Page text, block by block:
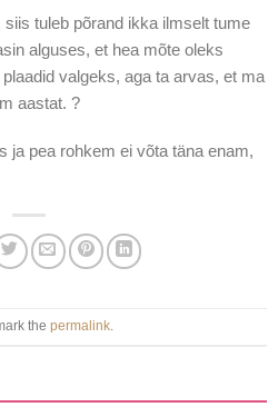
tuleb põrand ikka ilmselt tume
alguses, et hea mõte oleks
valgeks, aga ta arvas, et ma
aastat. ?
ja pea rohkem ei võta täna enam,
the permalink.